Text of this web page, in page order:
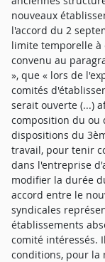
nouveaux
l'accord du 2
limite temporelle à
convenu au
», que « lors de
comités
serait ouverte (...)
composition du ou
dispositions du
travail, pour tenir
dans l'entreprise
modifier la durée
accord entre le
syndicales
établissements
comité intéressés.
conditions, pour la